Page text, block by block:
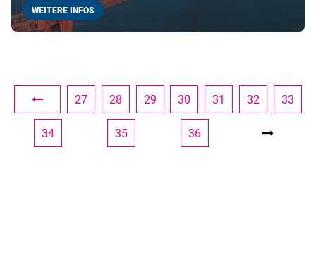
WEITERE INFOS
27 28 29 30 31 32 33
34 35 36